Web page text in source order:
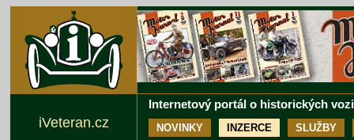
Internetový portál o historických
NOVINKY INZERCE SLUŽBY
iVeteran.cz